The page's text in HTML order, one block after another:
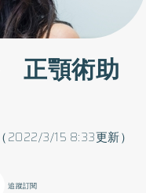
正顎術助
3/15 8:33更新）
追蹤訂閱